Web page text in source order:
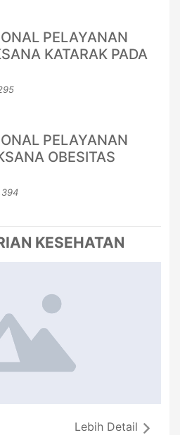
PELAYANAN
KATARAK PADA
PELAYANAN
OBESITAS
KESEHATAN
Lebih Detail